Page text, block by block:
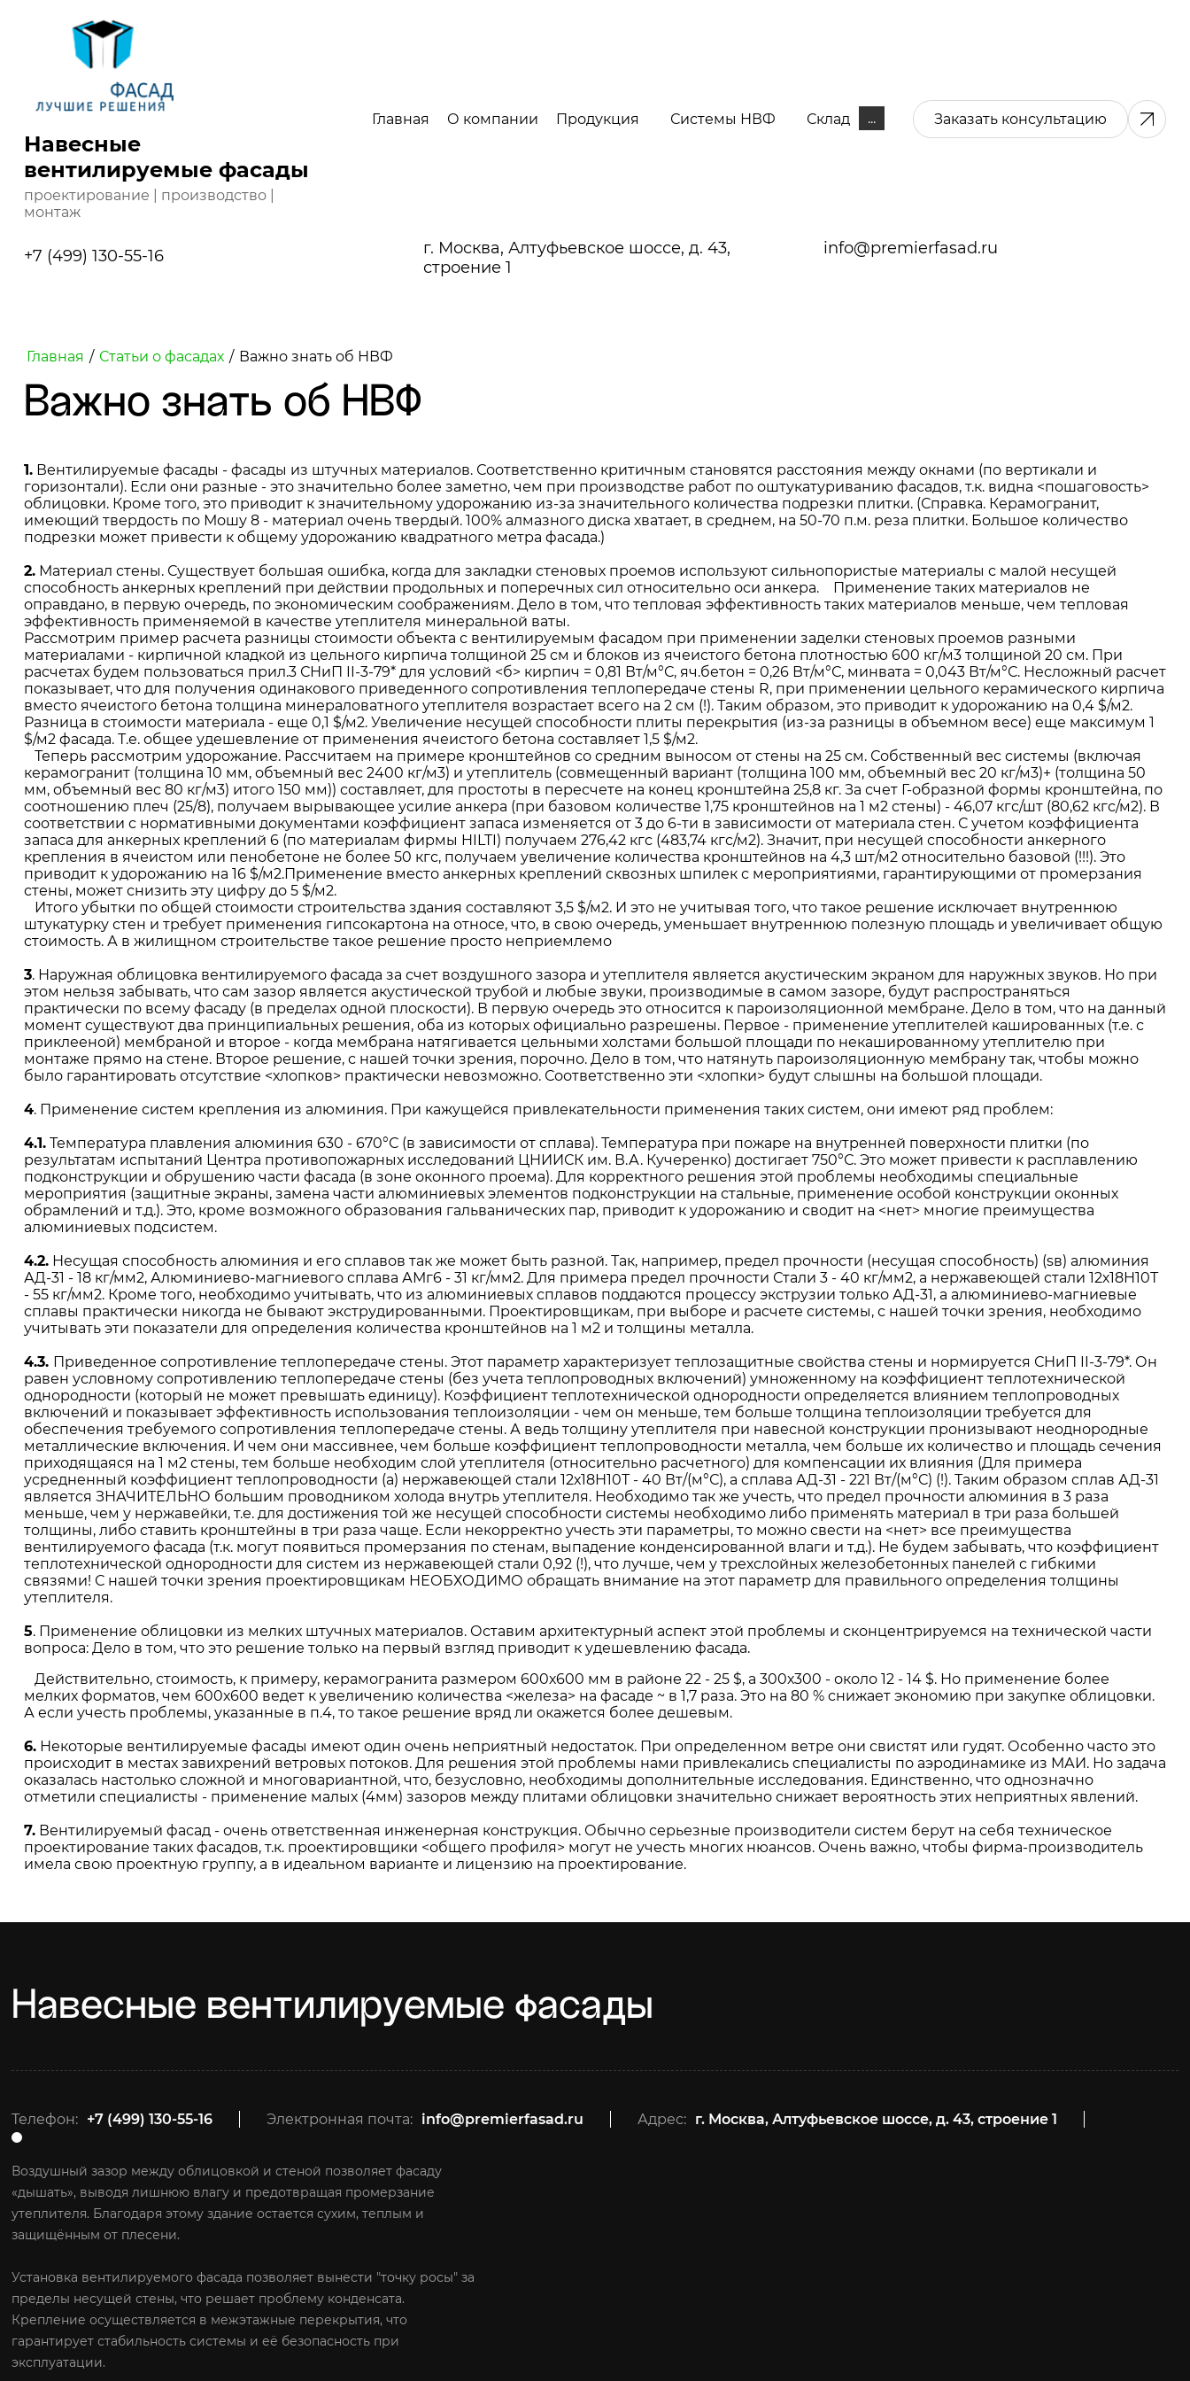
Навесные
вентилируемые фасады
проектирование | производство |
монтаж
Главная О компании Продукция Системы НВФ Склад ... Заказать консультацию
+7 (499) 130-55-16
г. Москва, Алтуфьевское шоссе, д. 43,
строение 1
info@premierfasad.ru
Главная / Статьи о фасадах / Важно знать об НВФ
Важно знать об НВФ
1.Вентилируемые фасады - фасады из штучных материалов. Соответственно критичным становятся расстояния между окнами (по вертикали и
горизонтали). Если они разные - это значительно более заметно, чем при производстве работ по оштукатуриванию фасадов, т.к. видна <пошаговость>
облицовки. Кроме того, это приводит к значительному удорожанию из-за значительного количества подрезки плитки. (Справка. Керамогранит,
имеющий твердость по Мошу 8 - материал очень твердый. 100% алмазного диска хватает, в среднем, на 50-70 п.м. реза плитки. Большое количество
подрезки может привести к общему удорожанию квадратного метра фасада.)
2.Материал стены. Существует большая ошибка, когда для закладки стеновых проемов используют сильнопористые материалы с малой несущей
способность анкерных креплений при действии продольных и поперечных сил относительно оси анкера. Применение таких материалов не
оправдано, в первую очередь, по экономическим соображениям. Дело в том, что тепловая эффективность таких материалов меньше, чем тепловая
эффективность применяемой в качестве утеплителя минеральной ваты.
Рассмотрим пример расчета разницы стоимости объекта с вентилируемым фасадом при применении заделки стеновых проемов разными
материалами - кирпичной кладкой из цельного кирпича толщиной 25 см и блоков из ячеистого бетона плотностью 600 кг/м3 толщиной 20 см. При
расчетах будем пользоваться прил.3 СНиП II-3-79* для условий <б> кирпич = 0,81 Вт/м°С, яч.бетон = 0,26 Вт/м°С, минвата = 0,043 Вт/м°С. Несложный расчет
показывает, что для получения одинакового приведенного сопротивления теплопередаче стены R, при применении цельного керамического кирпича
вместо ячеистого бетона толщина минераловатного утеплителя возрастает всего на 2 см (!). Таким образом, это приводит к удорожанию на 0,4 $/м2.
Разница в стоимости материала - еще 0,1 $/м2. Увеличение несущей способности плиты перекрытия (из-за разницы в объемном весе) еще максимум 1
$/м2 фасада. Т.е. общее удешевление от применения ячеистого бетона составляет 1,5 $/м2.
Теперь рассмотрим удорожание. Рассчитаем на примере кронштейнов со средним выносом от стены на 25 см. Собственный вес системы (включая
керамогранит (толщина 10 мм, объемный вес 2400 кг/м3) и утеплитель (совмещенный вариант (толщина 100 мм, объемный вес 20 кг/м3)+ (толщина 50
мм, объемный вес 80 кг/м3) итого 150 мм)) составляет, для простоты в пересчете на конец кронштейна 25,8 кг. За счет Г-образной формы кронштейна, по
соотношению плеч (25/8), получаем вырывающее усилие анкера (при базовом количестве 1,75 кронштейнов на 1 м2 стены) - 46,07 кгс/шт (80,62 кгс/м2). В
соответствии с нормативными документами коэффициент запаса изменяется от 3 до 6-ти в зависимости от материала стен. С учетом коэффициента
запаса для анкерных креплений 6 (по материалам фирмы HILTI) получаем 276,42 кгс (483,74 кгс/м2). Значит, при несущей способности анкерного
крепления в ячеистом или пенобетоне не более 50 кгс, получаем увеличение количества кронштейнов на 4,3 шт/м2 относительно базовой (!!!). Это
приводит к удорожанию на 16 $/м2.Применение вместо анкерных креплений сквозных шпилек с мероприятиями, гарантирующими от промерзания
стены, может снизить эту цифру до 5 $/м2.
Итого убытки по общей стоимости строительства здания составляют 3,5 $/м2. И это не учитывая того, что такое решение исключает внутреннюю
штукатурку стен и требует применения гипсокартона на относе, что, в свою очередь, уменьшает внутреннюю полезную площадь и увеличивает общую
стоимость. А в жилищном строительстве такое решение просто неприемлемо
3. Наружная облицовка вентилируемого фасада за счет воздушного зазора и утеплителя является акустическим экраном для наружных звуков. Но при
этом нельзя забывать, что сам зазор является акустической трубой и любые звуки, производимые в самом зазоре, будут распространяться
практически по всему фасаду (в пределах одной плоскости). В первую очередь это относится к пароизоляционной мембране. Дело в том, что на данный
момент существуют два принципиальных решения, оба из которых официально разрешены. Первое - применение утеплителей кашированных (т.е. с
приклееной) мембраной и второе - когда мембрана натягивается цельными холстами большой площади по некашированному утеплителю при
монтаже прямо на стене. Второе решение, с нашей точки зрения, порочно. Дело в том, что натянуть пароизоляционную мембрану так, чтобы можно
было гарантировать отсутствие <хлопков> практически невозможно. Соответственно эти <хлопки> будут слышны на большой площади.
4. Применение систем крепления из алюминия. При кажущейся привлекательности применения таких систем, они имеют ряд проблем:
4.1.Температура плавления алюминия 630 - 670°С (в зависимости от сплава). Температура при пожаре на внутренней поверхности плитки (по
результатам испытаний Центра противопожарных исследований ЦНИИСК им. В.А. Кучеренко) достигает 750°С. Это может привести к расплавлению
подконструкции и обрушению части фасада (в зоне оконного проема). Для корректного решения этой проблемы необходимы специальные
мероприятия (защитные экраны, замена части алюминиевых элементов подконструкции на стальные, применение особой конструкции оконных
обрамлений и т.д.). Это, кроме возможного образования гальванических пар, приводит к удорожанию и сводит на <нет> многие преимущества
алюминиевых подсистем.
4.2.Несущая способность алюминия и его сплавов так же может быть разной. Так, например, предел прочности (несущая способность) (sв) алюминия
АД-31 - 18 кг/мм2, Алюминиево-магниевого сплава АМг6 - 31 кг/мм2. Для примера предел прочности Стали 3 - 40 кг/мм2, а нержавеющей стали 12х18Н10Т
- 55 кг/мм2. Кроме того, необходимо учитывать, что из алюминиевых сплавов поддаются процессу экструзии только АД-31, а алюминиево-магниевые
сплавы практически никогда не бывают экструдированными. Проектировщикам, при выборе и расчете системы, с нашей точки зрения, необходимо
учитывать эти показатели для определения количества кронштейнов на 1 м2 и толщины металла.
4.3. Приведенное сопротивление теплопередаче стены. Этот параметр характеризует теплозащитные свойства стены и нормируется СНиП II-3-79*. Он
равен условному сопротивлению теплопередаче стены (без учета теплопроводных включений) умноженному на коэффициент теплотехнической
однородности (который не может превышать единицу). Коэффициент теплотехнической однородности определяется влиянием теплопроводных
включений и показывает эффективность использования теплоизоляции - чем он меньше, тем больше толщина теплоизоляции требуется для
обеспечения требуемого сопротивления теплопередаче стены. А ведь толщину утеплителя при навесной конструкции пронизывают неоднородные
металлические включения. И чем они массивнее, чем больше коэффициент теплопроводности металла, чем больше их количество и площадь сечения
приходящаяся на 1 м2 стены, тем больше необходим слой утеплителя (относительно расчетного) для компенсации их влияния (Для примера
усредненный коэффициент теплопроводности (a) нержавеющей стали 12х18Н10Т - 40 Вт/(м°С), а сплава АД-31 - 221 Вт/(м°С) (!). Таким образом сплав АД-31
является ЗНАЧИТЕЛЬНО большим проводником холода внутрь утеплителя. Необходимо так же учесть, что предел прочности алюминия в 3 раза
меньше, чем у нержавейки, т.е. для достижения той же несущей способности системы необходимо либо применять материал в три раза большей
толщины, либо ставить кронштейны в три раза чаще. Если некорректно учесть эти параметры, то можно свести на <нет> все преимущества
вентилируемого фасада (т.к. могут появиться промерзания по стенам, выпадение конденсированной влаги и т.д.). Не будем забывать, что коэффициент
теплотехнической однородности для систем из нержавеющей стали 0,92 (!), что лучше, чем у трехслойных железобетонных панелей с гибкими
связями! С нашей точки зрения проектировщикам НЕОБХОДИМО обращать внимание на этот параметр для правильного определения толщины
утеплителя.
5. Применение облицовки из мелких штучных материалов. Оставим архитектурный аспект этой проблемы и сконцентрируемся на технической части
вопроса: Дело в том, что это решение только на первый взгляд приводит к удешевлению фасада.
Действительно, стоимость, к примеру, керамогранита размером 600х600 мм в районе 22 - 25 $, а 300х300 - около 12 - 14 $. Но применение более
мелких форматов, чем 600х600 ведет к увеличению количества <железа> на фасаде ~ в 1,7 раза. Это на 80 % снижает экономию при закупке облицовки.
А если учесть проблемы, указанные в п.4, то такое решение вряд ли окажется более дешевым.
6.Некоторые вентилируемые фасады имеют один очень неприятный недостаток. При определенном ветре они свистят или гудят. Особенно часто это
происходит в местах завихрений ветровых потоков. Для решения этой проблемы нами привлекались специалисты по аэродинамике из МАИ. Но задача
оказалась настолько сложной и многовариантной, что, безусловно, необходимы дополнительные исследования. Единственно, что однозначно
отметили специалисты - применение малых (4мм) зазоров между плитами облицовки значительно снижает вероятность этих неприятных явлений.
7.Вентилируемый фасад - очень ответственная инженерная конструкция. Обычно серьезные производители систем берут на себя техническое
проектирование таких фасадов, т.к. проектировщики <общего профиля> могут не учесть многих нюансов. Очень важно, чтобы фирма-производитель
имела свою проектную группу, а в идеальном варианте и лицензию на проектирование.
Навесные вентилируемые фасады
Телефон: +7 (499) 130-55-16 Электронная почта: info@premierfasad.ru Адрес: г. Москва, Алтуфьевское шоссе, д. 43, строение 1
Воздушный зазор между облицовкой и стеной позволяет фасаду
«дышать», выводя лишнюю влагу и предотвращая промерзание
утеплителя. Благодаря этому здание остается сухим, теплым и
защищённым от плесени.
Установка вентилируемого фасада позволяет вынести "точку росы" за
пределы несущей стены, что решает проблему конденсата.
Крепление осуществляется в межэтажные перекрытия, что
гарантирует стабильность системы и её безопасность при
эксплуатации.